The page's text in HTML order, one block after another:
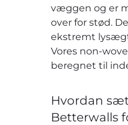
væggen og er
over for stød.
ekstremt
Vores non-
beregnet til
Hvordan
Betterwalls